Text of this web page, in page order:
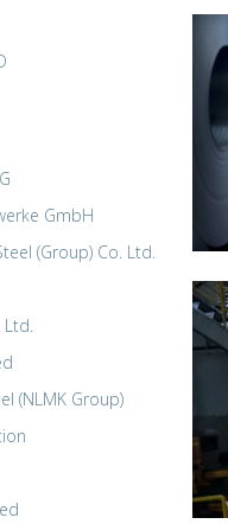
GmbH
(Group) Co. Ltd.
Ltd.
(NLMK Group)